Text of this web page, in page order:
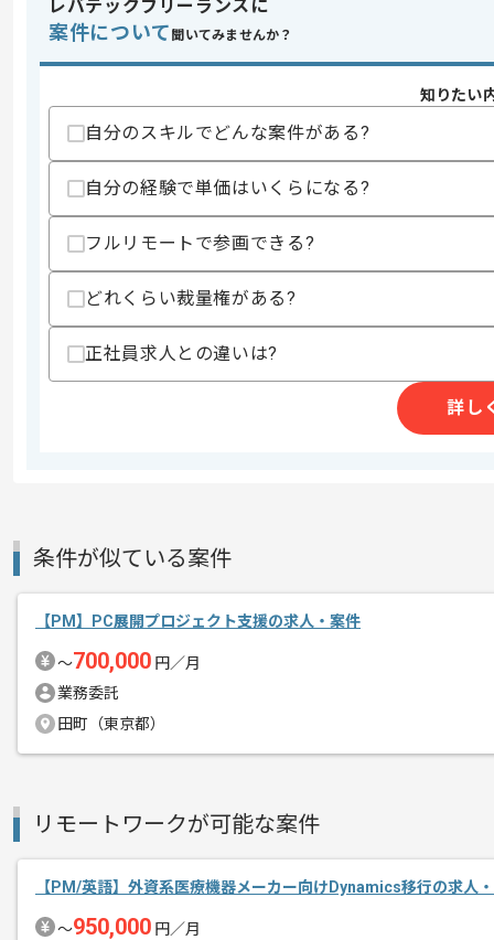
・プロジェクトマネジメント、ディレ
・ダッシュボードやレポートの開発お
・データエンジニア的な素養やデータ
歓迎スキル
・SQLを用いたデータ抽出や、BIツール
・データサイエンスおよび機械学習を
エージェントからのコ
Webサイト制作事業やアプリ、Webシ
レバテックの実績がある企業の案件でご
レバテックフリーランスに
案件について 聞いてみませんか？
知りたい
自分のスキルでどんな案件がある?
自分の経験で単価はいくらになる?
フルリモートで参画できる?
どれくらい裁量権がある?
正社員求人との違いは?
詳し
条件が似ている案件
【PM】PC展開プロジェクト支援の求人・案件
〜700,000 円／月
業務委託
田町（東京都）
リモートワークが可能な案件
【PM/英語】外資系医療機器メーカー向けDynamics移行の求人
〜950,000 円／月